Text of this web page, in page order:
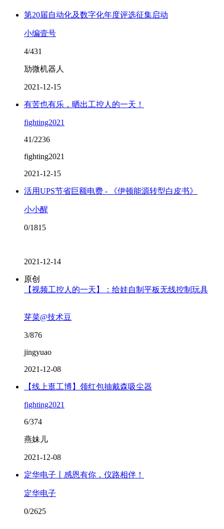
第20届自动化及数字化年度评选征集启动
小编壹号
4/431
劢微机器人
2021-12-15
有苦也有乐，晒出工控人的一天！
fighting2021
41/2236
fighting2021
2021-12-15
活用UPS节省巨额电费 - 《伊顿能源转型白皮书》
小小醒
0/1815
2021-12-14
原创
【视频工控人的一天】：给娃自制平板无线控制玩具
芽菜@技术豆
3/876
jingyuao
2021-12-08
【线上逛工博】领红包抽戴森吸尘器
fighting2021
6/374
燕妹儿
2021-12-08
定华电子丨感恩有你，仪路相伴！
定华电子
0/2625